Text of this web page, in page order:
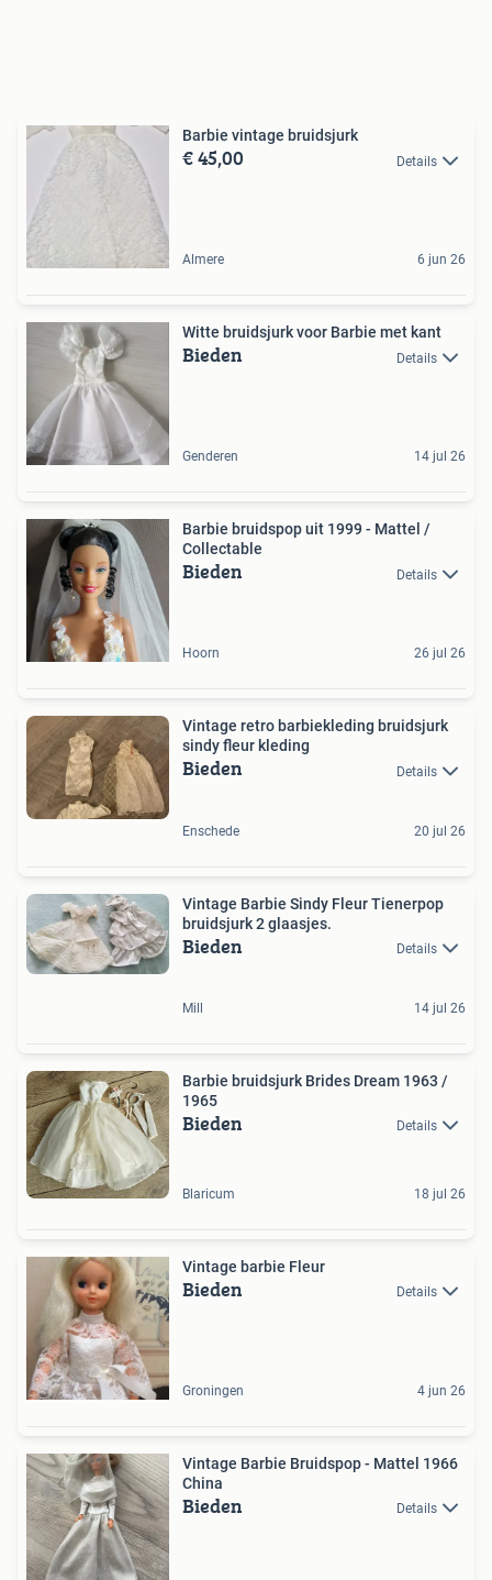
Barbie vintage bruidsjurk
€ 45,00 Details
Almere 6 jun 26
Witte bruidsjurk voor Barbie met kant
Bieden Details
Genderen 14 jul 26
Barbie bruidspop uit 1999 - Mattel /
Collectable
Bieden Details
Hoorn 26 jul 26
Vintage retro barbiekleding bruidsjurk
sindy fleur kleding
Bieden Details
Enschede 20 jul 26
Vintage Barbie Sindy Fleur Tienerpop
bruidsjurk 2 glaasjes.
Bieden Details
Mill 14 jul 26
Barbie bruidsjurk Brides Dream 1963 /
1965
Bieden Details
Blaricum 18 jul 26
Vintage barbie Fleur
Bieden Details
Groningen 4 jun 26
Vintage Barbie Bruidspop - Mattel 1966
China
Bieden Details